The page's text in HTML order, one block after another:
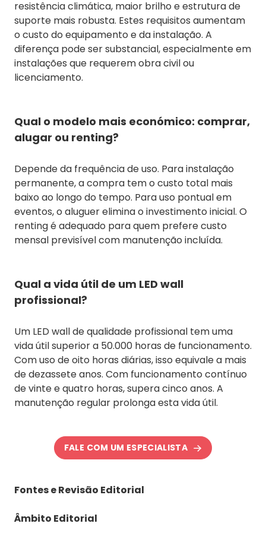
resistência climática, maior brilho e estrutura de
suporte mais robusta. Estes requisitos aumentam
o custo do equipamento e da instalação. A
diferença pode ser substancial, especialmente em
instalações que requerem obra civil ou
licenciamento.
Qual o modelo mais económico: comprar,
alugar ou renting?
Depende da frequência de uso. Para instalação
permanente, a compra tem o custo total mais
baixo ao longo do tempo. Para uso pontual em
eventos, o aluguer elimina o investimento inicial. O
renting é adequado para quem prefere custo
mensal previsível com manutenção incluída.
Qual a vida útil de um LED wall
profissional?
Um LED wall de qualidade profissional tem uma
vida útil superior a 50.000 horas de funcionamento.
Com uso de oito horas diárias, isso equivale a mais
de dezassete anos. Com funcionamento contínuo
de vinte e quatro horas, supera cinco anos. A
manutenção regular prolonga esta vida útil.
FALE COM UM ESPECIALISTA
Fontes e Revisão Editorial
Âmbito Editorial